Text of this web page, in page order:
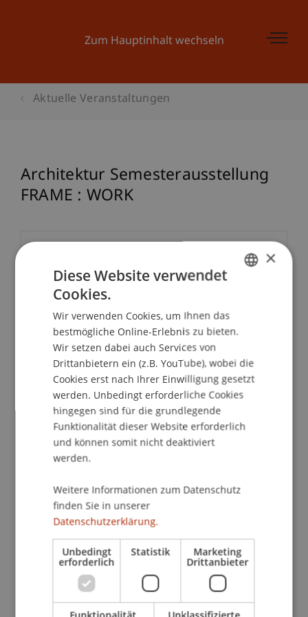
Zum Hauptinhalt wechseln
Aktuelle Veranstaltungen
Architektur Semesterausstellung
FRAME : WORK
School/Professur:
Studienverwaltung Bachelorstudiengang
Architektur
Das Institut für Architektur und Raumentwicklung
präsentiert seine Entwurfsprojekte des
Aus den Bachelor- und Master-Entwurfsstudios
werden exemplarische Arbeiten in Form von
Plänen und Modellen ausgestellt. Sie ermöglichen
einen guten Einblick in das kreative Schaffen der
Studierenden vom ersten Semester bis zur
Bachelor- und Masterthesis.
Kontakt
×
Diese Website verwendet
Cookies.
Wir verwenden Cookies, um Ihnen das
bestmögliche Online-Erlebnis zu bieten.
Wir setzen dabei auch Services von
Drittanbietern ein (z.B. YouTube), wobei die
Cookies erst nach Ihrer Einwilligung gesetzt
werden. Unbedingt erforderliche Cookies
hingegen sind für die grundlegende
Funktionalität dieser Website erforderlich
und können somit nicht deaktiviert
werden.
Weitere Informationen zum Datenschutz
finden Sie in unserer
Datenschutzerklärung.
Unbedingt
erforderlich
Statistik Marketing
Drittanbieter